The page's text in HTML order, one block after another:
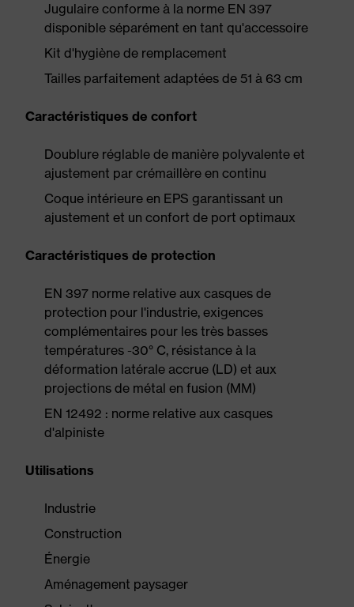
Jugulaire conforme à la norme EN 397
disponible séparément en tant qu'accessoire
Kit d'hygiène de remplacement
Tailles parfaitement adaptées de 51 à 63 cm
Caractéristiques de confort
Doublure réglable de manière polyvalente et
ajustement par crémaillère en continu
Coque intérieure en EPS garantissant un
ajustement et un confort de port optimaux
Caractéristiques de protection
EN 397 norme relative aux casques de
protection pour l'industrie, exigences
complémentaires pour les très basses
températures -30° C, résistance à la
déformation latérale accrue (LD) et aux
projections de métal en fusion (MM)
EN 12492 : norme relative aux casques
d'alpiniste
Utilisations
Industrie
Construction
Énergie
Aménagement paysager